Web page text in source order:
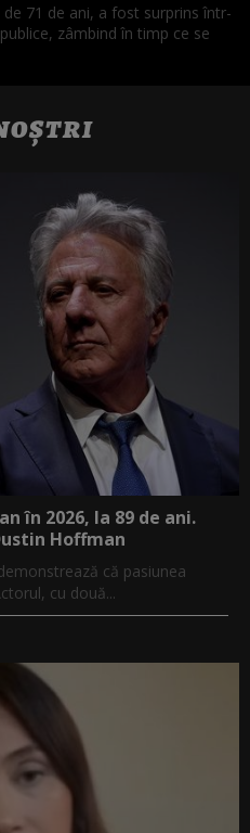
71 de ani, a fost surprins într-
zâmbind în timp ce se
în 2026, la 89 de ani.
Hoffman
că pasiunea
cu două...